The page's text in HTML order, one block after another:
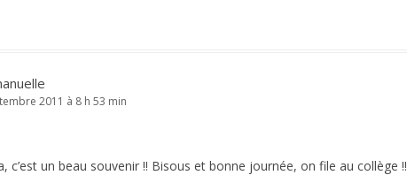
2011 à 8 h 53 min
c’est un beau souvenir !! Bisous et bonne journée, on file au collège !!